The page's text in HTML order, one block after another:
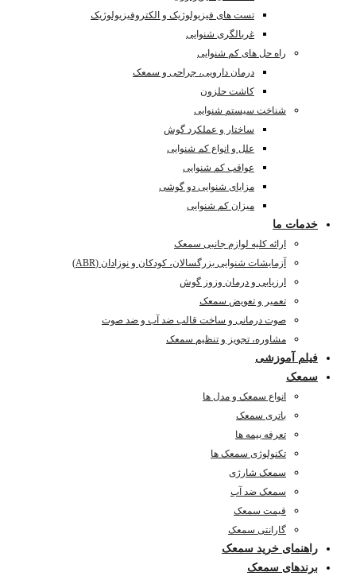
تست های فیزیولوژیک و الکتروفیزیولوژیک
غربالگری شنوایی
راه حل های کم شنوایی
درمان دارویی، جراحی و سمعک
کاشت حلزون
شناخت سیستم شنوایی
ساختار و عملکرد گوش
علل و انواع کم شنوایی
عواقب کم شنوایی
مزایای شنوایی دو گوشی
میزان کم شنوایی
خدمات ما
ارائه کلیه لوازم جانبی سمعک
آزمایشات شنوایی بزرگسالان، کودکان و نوزادان (ABR)
ارزیابی و درمان وزوز گوش
تعمیر و تعویض سمعک
صوت درمانی و ساخت قالب ضد آب و ضد صوت
مشاوره، تجویز و تنظیم سمعک
فیلم آموزشی
سمعک
انواع سمعک و مدل ها
باتری سمعک
تعرفه بیمه ها
تکنولوژی سمعک ها
سمعک شارژی
سمعک ضد آب
قیمت سمعک
گارانتی سمعک
راهنمای خرید سمعک
برندهای سمعک